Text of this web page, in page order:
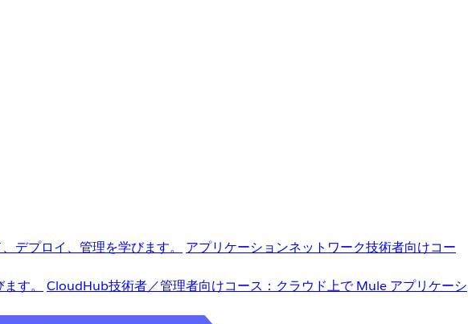
デプロイ、管理を学びます。 アプリケーションネットワーク技術者向けコー
す。 CloudHub技術者／管理者向けコース：クラウド上で Mule アプリケーシ